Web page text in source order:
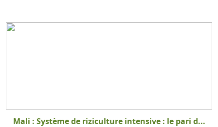
Mali : Système de riziculture intensive : le pari d...